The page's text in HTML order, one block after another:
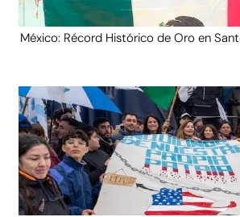
México: Récord Histórico de Oro en